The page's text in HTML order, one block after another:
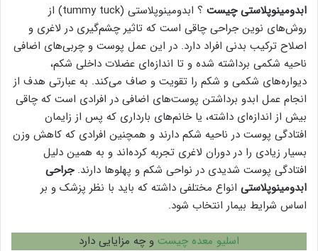
ابدومینوپلاستی چیست
؟ ابدومینوپلاستی (tummy tuck) از
روش‌های نوین جراحی چاقی است که تاثیر چشم‌گیری در لاغری و
اصلاح ترکیب بدنی افراد دارد. در این عمل پوست‌ و چربی‌های اضافی
ناحیه شکمی برداشته شده و تا اندازه‌ای عضلات داخلی شکم،
دیواره‌های شکمی و شکم را تقویت و صاف می‌کند. به عبارتی هدف از
انجام عمل ابدو برداشتن پوست‌های اضافی در افرادی است که چاقی
بیش از اندازه‌ای داشته، یا خانم‌های بارداری که پس از زایمان
افتادگی پوست در ناحیه شکم دارند و همچنین افرادی که کاهش وزن
بسیار زیادی را در دوران لاغری تجربه کرده‌اند و به همین دلیل
افتادگی پوست شدیدی در نواحی شکم و پهلوها دارند.جراحی
ابدومینوپلاستی انواع مختلفی داشته که باید با نظر پزشک و بر
اساس شرایط بیمار انتخاب شود.
اسلیو معده چیست و چه مزایایی دارد